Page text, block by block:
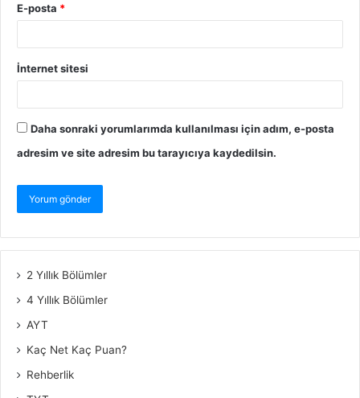
E-posta *
İnternet sitesi
Daha sonraki yorumlarımda kullanılması için adım, e-posta
adresim ve site adresim bu tarayıcıya kaydedilsin.
2 Yıllık Bölümler
4 Yıllık Bölümler
AYT
Kaç Net Kaç Puan?
Rehberlik